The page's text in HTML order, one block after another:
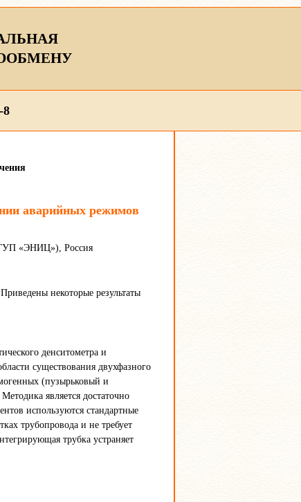
аварийных режимов
«ЭНИЦ»), Россия
некоторые результаты
денситометра и
существования двухфазного
(пузырьковый и
является достаточно
используются стандартные
трубопровода и не требует
трубка устраняет